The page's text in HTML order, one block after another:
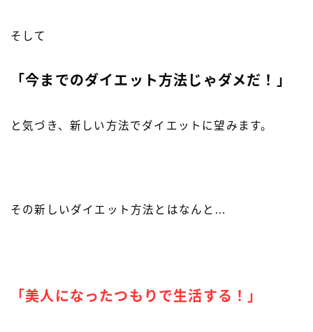
そして
「今までのダイエット方法じゃダメだ！」
と気づき、新しい方法でダイエットに望みます。
その新しいダイエット方法とはなんと…
「美人になったつもりで生活する！」